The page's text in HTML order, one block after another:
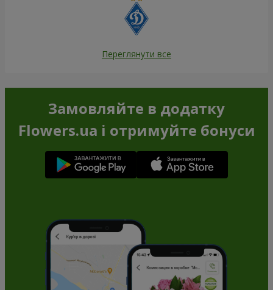
Переглянути все
Замовляйте в додатку
Flowers.ua і отримуйте бонуси